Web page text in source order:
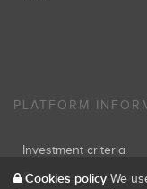
PLATFORM
Investment criteria
Our investment
Cookies policy We